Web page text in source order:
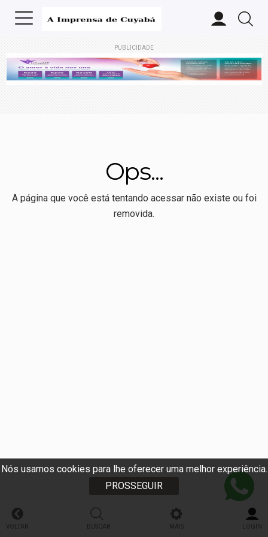
Nós usamos cookies para lhe oferecer uma melhor experiência.
PROSSEGUIR
PUBLICIDADE
Ops...
A página que você está tentando acessar não existe ou foi
removida.
VOLTAR BUSCAR MAIS LOGIN